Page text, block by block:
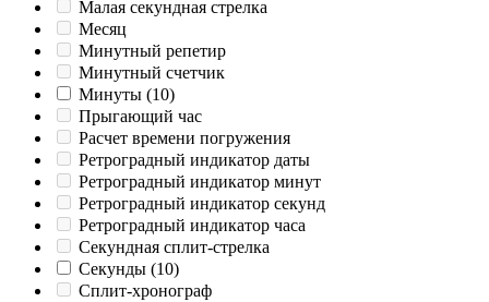
Малая секундная стрелка
Месяц
Минутный репетир
Минутный счетчик
Минуты (10)
Прыгающий час
Расчет времени погружения
Ретроградный индикатор даты
Ретроградный индикатор минут
Ретроградный индикатор секунд
Ретроградный индикатор часа
Секундная сплит-стрелка
Секунды (10)
Сплит-хронограф